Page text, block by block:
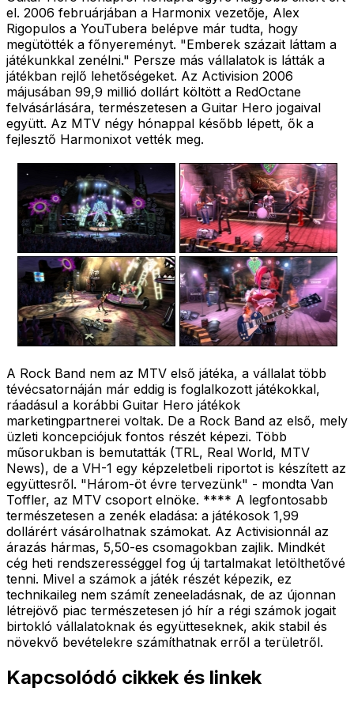
el. 2006 februárjában a Harmonix vezetője, Alex
Rigopulos a YouTubera belépve már tudta, hogy
megütötték a főnyereményt. "Emberek százait láttam a
játékunkkal zenélni." Persze más vállalatok is látták a
játékban rejlő lehetőségeket. Az Activision 2006
májusában 99,9 millió dollárt költött a RedOctane
felvásárlására, természetesen a Guitar Hero jogaival
együtt. Az MTV négy hónappal később lépett, ők a
fejlesztő Harmonixot vették meg.
A Rock Band nem az MTV első játéka, a vállalat több
tévécsatornáján már eddig is foglalkozott játékokkal,
ráadásul a korábbi Guitar Hero játékok
marketingpartnerei voltak. De a Rock Band az első, mely
üzleti koncepciójuk fontos részét képezi. Több
műsorukban is bemutatták (TRL, Real World, MTV
News), de a VH-1 egy képzeletbeli riportot is készített az
együttesről. "Három-öt évre tervezünk" - mondta Van
Toffler, az MTV csoport elnöke. **** A legfontosabb
természetesen a zenék eladása: a játékosok 1,99
dollárért vásárolhatnak számokat. Az Activisionnál az
árazás hármas, 5,50-es csomagokban zajlik. Mindkét
cég heti rendszerességgel fog új tartalmakat letölthetővé
tenni. Mivel a számok a játék részét képezik, ez
technikaileg nem számít zeneeladásnak, de az újonnan
létrejövő piac természetesen jó hír a régi számok jogait
birtokló vállalatoknak és együtteseknek, akik stabil és
növekvő bevételekre számíthatnak erről a területről.
Kapcsolódó cikkek és linkek